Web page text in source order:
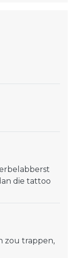
die tattoo
zou trappen,